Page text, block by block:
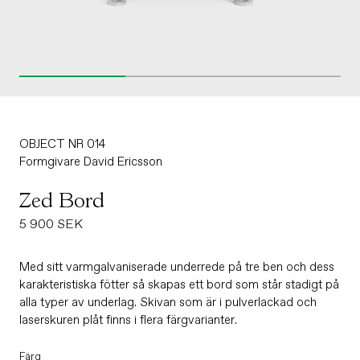
OBJECT NR 014
Formgivare David Ericsson
Zed Bord
Ordinarie
5 900 SEK
Med sitt varmgalvaniserade underrede på tre ben och dess
karakteristiska fötter så skapas ett bord som står stadigt på
alla typer av underlag. Skivan som är i pulverlackad och
laserskuren plåt finns i flera färgvarianter.
Färg